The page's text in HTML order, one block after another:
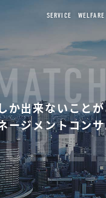
SERVICE WELFARE
か出来ないことが
ージメントコン